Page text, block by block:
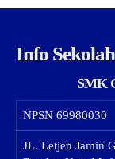
Info Sekolah
SMK
NPSN 69980030
JL. Letjen Jamin